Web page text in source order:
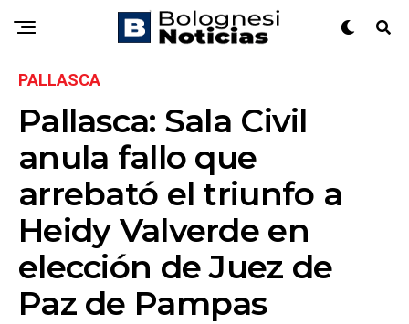
PALLASCA
Pallasca: Sala Civil
anula fallo que
arrebató el triunfo a
Heidy Valverde en
elección de Juez de
Paz de Pampas